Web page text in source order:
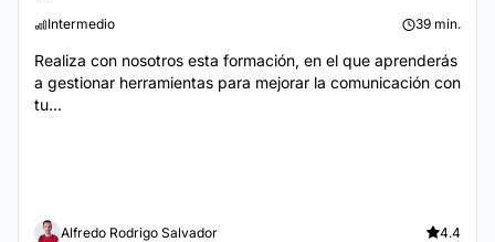
Intermedio 39 min.
Realiza con nosotros esta formación, en el que aprenderás
a gestionar herramientas para mejorar la comunicación con
tu...
Alfredo Rodrigo Salvador 4.4